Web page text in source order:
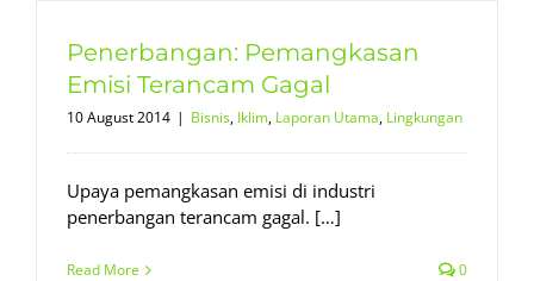
Penerbangan: Pemangkasan
Emisi Terancam Gagal
10 August 2014 | Bisnis, Iklim, Laporan Utama, Lingkungan
Upaya pemangkasan emisi di industri
penerbangan terancam gagal. […]
Read More 0